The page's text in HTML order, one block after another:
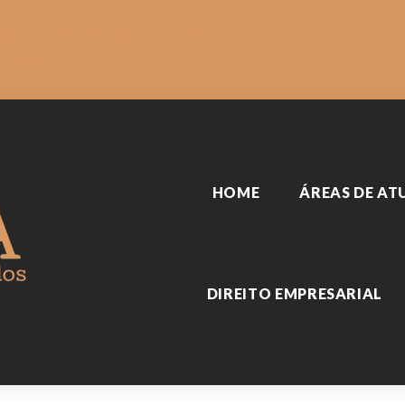
HOME ÁREAS DE
DIREITO EMPRESARIAL